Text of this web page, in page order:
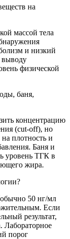
на
массой тела
и низкий
выводу
физической
баня,
концентрацию
(cut-off), но
плотность и
Баня и
уровень ТГК в
жира.
50 нг/мл
Если
результат,
Лабораторное
порог